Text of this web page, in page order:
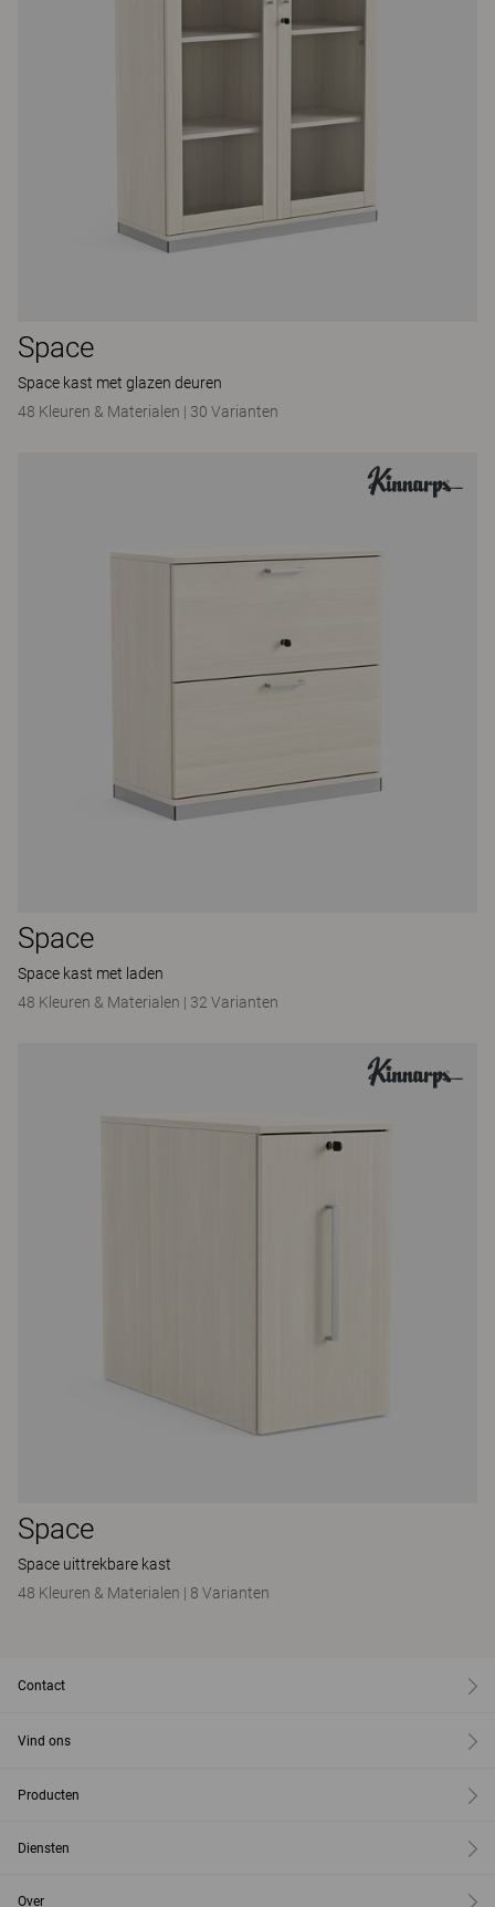
Space
Space kast met glazen deuren
48 Kleuren & Materialen | 30 Varianten
Space
Space kast met laden
48 Kleuren & Materialen | 32 Varianten
Space
Space uittrekbare kast
48 Kleuren & Materialen | 8 Varianten
Contact
Vind ons
Producten
Diensten
Over